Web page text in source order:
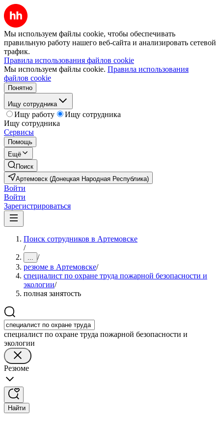
Мы используем файлы cookie, чтобы обеспечивать
правильную работу нашего веб-сайта и анализировать сетевой
трафик.
Правила использования файлов cookie
Мы используем файлы cookie. Правила использования
файлов cookie
Понятно
Ищу сотрудника
Ищу работу
Ищу сотрудника
Ищу сотрудника
Сервисы
Помощь
Ещё
Поиск
Артемовск (Донецкая Народная Республика)
Войти
Войти
Зарегистрироваться
Поиск сотрудников в Артемовске
/
... /
резюме в Артемовске/
специалист по охране труда пожарной безопасности и
экологии/
полная занятость
специалист по охране труда пожарной безопасности и
экологии
Резюме
Найти